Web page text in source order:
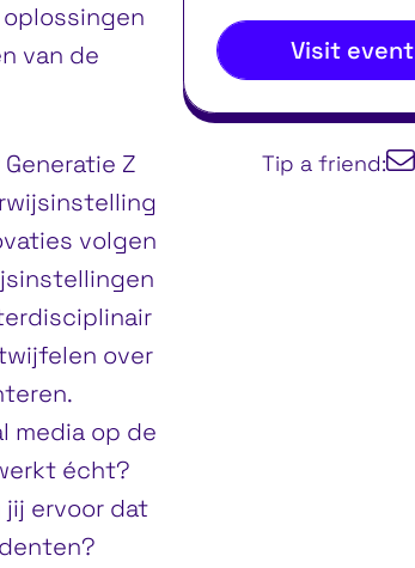
van de
Z
volgen
over
media op de
écht?
jij ervoor dat
Visit event
Tip a friend: